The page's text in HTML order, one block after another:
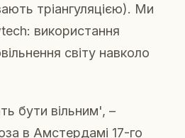
тріангуляцією). Ми
використання
світу навколо
бути вільним', –
в Амстердамі 17-го